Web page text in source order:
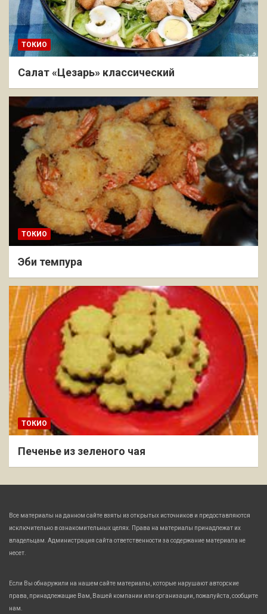
ТОКИО
Салат «Цезарь» классический
ТОКИО
Эби темпура
ТОКИО
Печенье из зеленого чая
Все материалы на данном сайте взяты из открытых источников и предоставляются
исключительно в ознакомительных целях. Права на материалы принадлежат их
владельцам. Администрация сайта ответственности за содержание материала не
несет.
Если Вы обнаружили на нашем сайте материалы, которые нарушают авторские
права, принадлежащие Вам, Вашей компании или организации, пожалуйста, сообщите
нам.